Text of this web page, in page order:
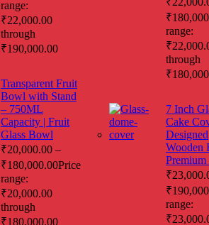
range:
₹22,000.00
through
₹190,000.00
Transparent Fruit
Bowl with Stand
– 750ML
Capacity | Fruit
Glass Bowl
₹20,000.00 –
₹180,000.00Price
range:
₹20,000.00
through
₹180,000.00
₹
range:
through
7 Inch
Cake
Designed
Wooden
₹
₹
range: